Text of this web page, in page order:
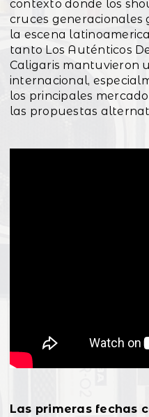
contexto donde los
cruces generacionales
la escena
tanto Los Auténticos
Caligaris mantuvieron
internacional,
los principales
las propuestas
Las primeras fechas